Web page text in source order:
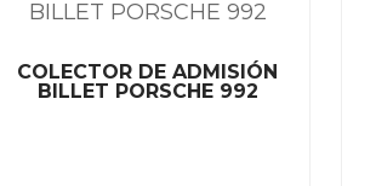
COLECTOR DE ADMISIÓN
BILLET PORSCHE 992